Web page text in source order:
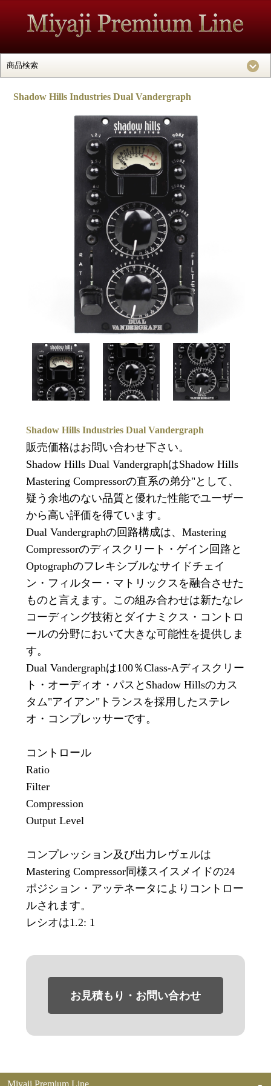
Shadow Hills Industries Dual Vandergraph
Shadow Hills Industries Dual Vandergraph
販売価格はお問い合わせ下さい。
Shadow Hills Dual VandergraphはShadow Hills
Mastering Compressorの直系の弟分"として、
疑う余地のない品質と優れた性能でユーザー
から高い評価を得ています。
Dual Vandergraphの回路構成は、Mastering
Compressorのディスクリート・ゲイン回路と
Optographのフレキシブルなサイドチェイ
ン・フィルター・マトリックスを融合させた
ものと言えます。この組み合わせは新たなレ
コーディング技術とダイナミクス・コントロ
ールの分野において大きな可能性を提供しま
す。
Dual Vandergraphは100％Class-Aディスクリー
ト・オーディオ・パスとShadow Hillsのカス
タム"アイアン"トランスを採用したステレ
オ・コンプレッサーです。
コントロール
Ratio
Filter
Compression
Output Level
コンプレッション及び出力レヴェルは
Mastering Compressor同様スイスメイドの24
ポジション・アッテネータによりコントロー
ルされます。
レシオは1.2: 1
お見積もり・お問い合わせ
Miyaji Premium Line